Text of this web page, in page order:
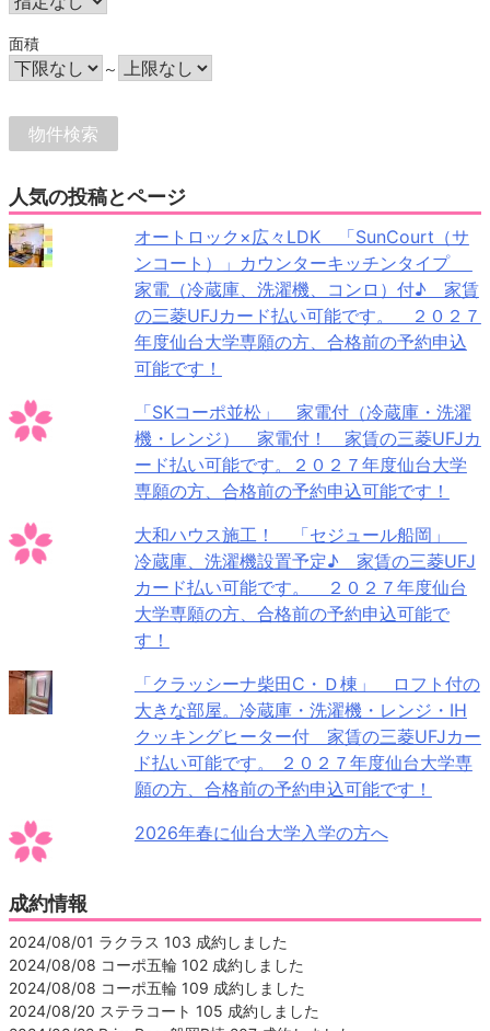
面積
～
人気の投稿とページ
オートロック×広々LDK 「SunCourt（サ
ンコート）」カウンターキッチンタイプ
家電（冷蔵庫、洗濯機、コンロ）付♪ 家賃
の三菱UFJカード払い可能です。 ２０２７
年度仙台大学専願の方、合格前の予約申込
可能です！
「SKコーポ並松」 家電付（冷蔵庫・洗濯
機・レンジ） 家電付！ 家賃の三菱UFJカ
ード払い可能です。２０２７年度仙台大学
専願の方、合格前の予約申込可能です！
大和ハウス施工！ 「セジュール船岡」
冷蔵庫、洗濯機設置予定♪ 家賃の三菱UFJ
カード払い可能です。 ２０２７年度仙台
大学専願の方、合格前の予約申込可能で
す！
「クラッシーナ柴田C・Ｄ棟」 ロフト付の
大きな部屋。冷蔵庫・洗濯機・レンジ・IH
クッキングヒーター付 家賃の三菱UFJカー
ド払い可能です。 ２０２７年度仙台大学専
願の方、合格前の予約申込可能です！
2026年春に仙台大学入学の方へ
成約情報
2024/08/01 ラクラス 103 成約しました
2024/08/08 コーポ五輪 102 成約しました
2024/08/08 コーポ五輪 109 成約しました
2024/08/20 ステラコート 105 成約しました